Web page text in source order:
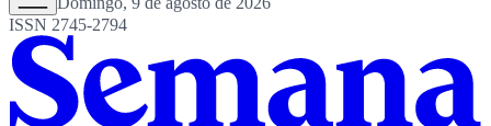
ISSN 2745-2794